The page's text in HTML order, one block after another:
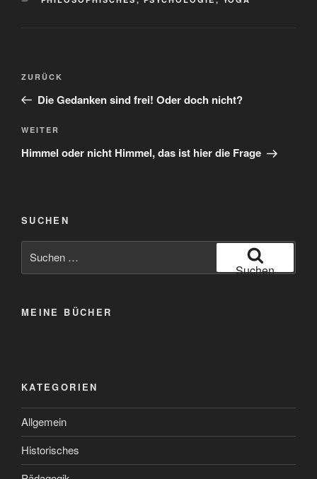
Beitragsnavigation
Vorheriger
Beitrag
ZURÜCK
Die Gedanken sind frei! Oder doch nicht?
Nächster
Beitrag
WEITER
Himmel oder nicht Himmel, das ist hier die Frage
SUCHEN
nach:
Suchen
MEINE BÜCHER
KATEGORIEN
Allgemein
Historisches